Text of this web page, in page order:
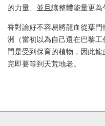
的力量、並且讓整體能量更為
香對論好不容易將龍血從葉
洲（當初以為自己還在巴黎
門是受到保育的植物，因此
完即要等到天荒地老。